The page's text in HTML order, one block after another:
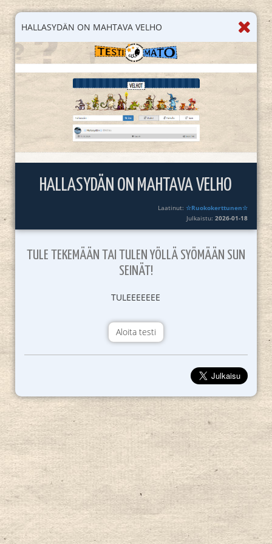
HALLASYDÄN ON MAHTAVA VELHO
HALLASYDÄN ON MAHTAVA VELHO
Laatinut:☆Ruokokerttunen☆
Julkaistu:2026-01-18
TULE TEKEMÄÄN TAI TULEN YÖLLÄ SYÖMÄÄN SUN
SEINÄT!
TULEEEEEEE
Aloita testi